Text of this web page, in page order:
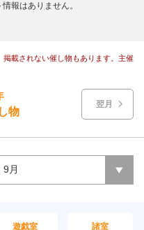
報はありません。
載されない催し物もあります。主催
翌月
物
9月
遊戯室 諸室